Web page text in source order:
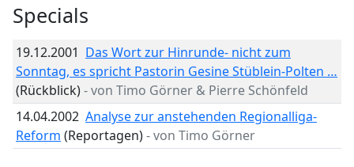
Specials
19.12.2001 Das Wort zur Hinrunde- nicht zum
Sonntag, es spricht Pastorin Gesine Stüblein-Polten …
(Rückblick)- von Timo Görner & Pierre Schönfeld
14.04.2002 Analyse zur anstehenden Regionalliga-
Reform (Reportagen)- von Timo Görner